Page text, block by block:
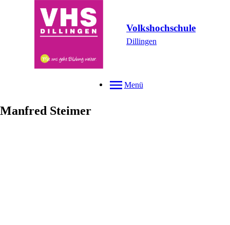
Volkshochschule
Dillingen
Menü
Manfred Steimer